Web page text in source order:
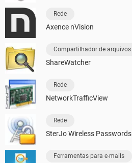
Rede
Axence nVision
Compartilhador de arquivos
ShareWatcher
Rede
NetworkTrafficView
Rede
SterJo Wireless Passwords
Ferramentas para e-mails